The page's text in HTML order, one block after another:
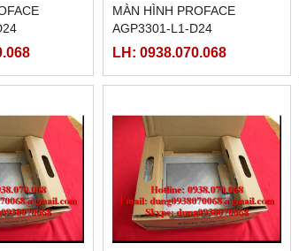
MÀN HÌNH PROFACE
AGP3301-L1-D24
LH: 0938.070.068